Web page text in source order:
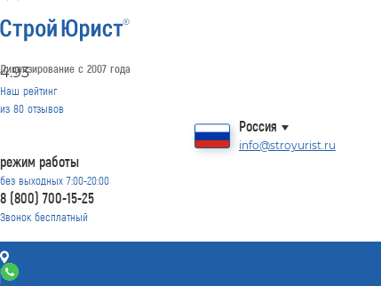
Лицензирование с 2007 года
4.93
Наш рейтинг
из 80 отзывов
Россия
info@stroyurist.ru
режим работы
без выходных 7:00-20:00
8 (800) 700-15-25
Звонок бесплатный
Контакты